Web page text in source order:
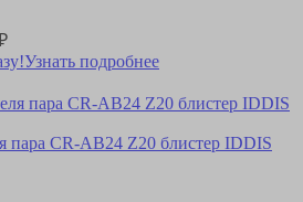
Узнать подробнее
пара CR-AB24 Z20 блистер IDDIS